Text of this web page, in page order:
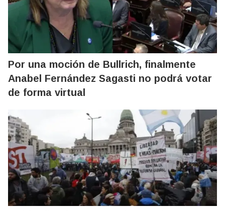
Por una moción de Bullrich, finalmente
Anabel Fernández Sagasti no podrá votar
de forma virtual